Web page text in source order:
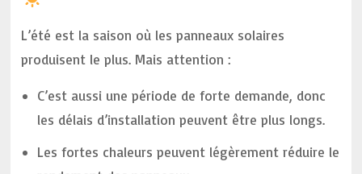
L’été est la saison où les panneaux solaires
produisent le plus. Mais attention :
C’est aussi une période de forte demande, donc
les délais d’installation peuvent être plus longs.
Les fortes chaleurs peuvent légèrement réduire le